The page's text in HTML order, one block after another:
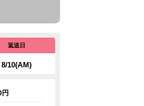
返送日
8/10(AM)
円